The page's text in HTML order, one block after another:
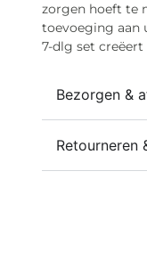
zorgen hoeft te
toevoeging aan
7-dlg set
Bezorgen &
Retourneren